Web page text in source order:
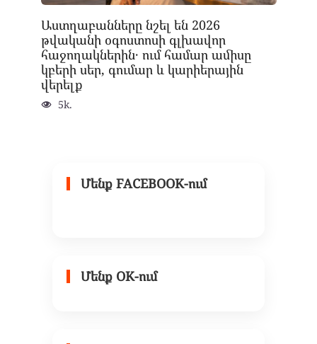
Աստղաբանները նշել են 2026
թվականի օգոստոսի գլխավոր
հաջողակներին․ ում համար ամիսը
կբերի սեր, գումար և կարիերային
վերելք
5k.
Մենք FACEBOOK-ում
Մենք OK-ում